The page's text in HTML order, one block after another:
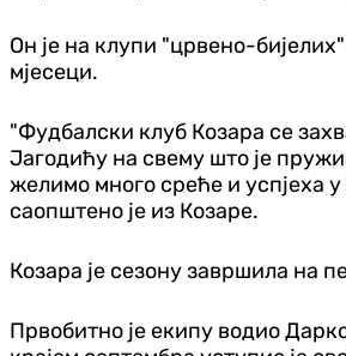
Он је на клупи "црвено-
мјесеци.
"Фудбалски клуб Козара се
Јагодићу на свему што је
желимо много среће и успјеха
саопштено је из Козаре.
Козара је сезону завршила на
Првобитно је екипу водио